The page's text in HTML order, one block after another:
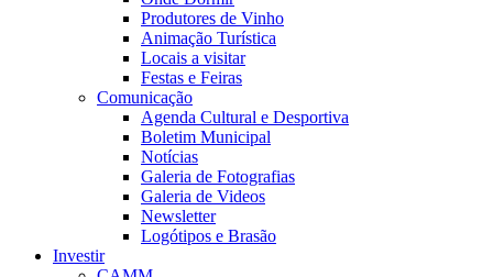
Produtores de Vinho
Animação Turística
Locais a visitar
Festas e Feiras
Comunicação
Agenda Cultural e Desportiva
Boletim Municipal
Notícias
Galeria de Fotografias
Galeria de Videos
Newsletter
Logótipos e Brasão
Investir